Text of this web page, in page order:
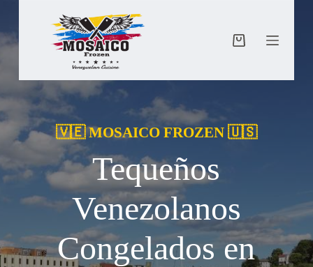
contenido
Carro
🇻🇪 MOSAICO FROZEN 🇺🇸
Tequeños
Venezolanos
Congelados en